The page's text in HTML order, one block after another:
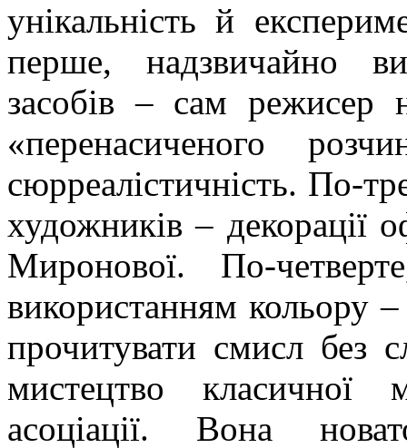
унікальність й
перше, надзвичайно
засобів – сам режисер
«перенасиченого
сюрреалістичність. По-
художників – декорації
Миронової. По-
використанням кольору
прочитувати смисл без
мистецтво класичної
асоціації. Вона